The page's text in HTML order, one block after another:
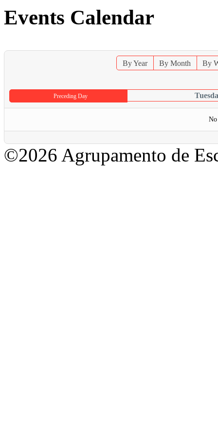
Events Calendar
By Year By Month By
Preceding Day
No
©2026 Agrupamento de